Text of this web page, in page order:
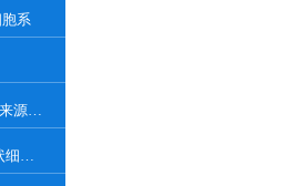
系
DC2.4细胞 (小鼠骨髓来源树突状细胞)
SCC7细胞系|小鼠鳞状细胞癌细胞